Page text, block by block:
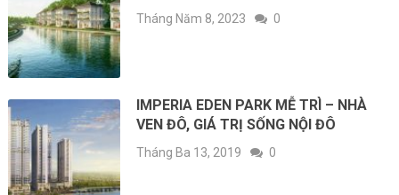
Tháng Năm 8, 2023 0
IMPERIA EDEN PARK MỄ TRÌ – NHÀ
VEN ĐÔ, GIÁ TRỊ SỐNG NỘI ĐÔ
Tháng Ba 13, 2019 0